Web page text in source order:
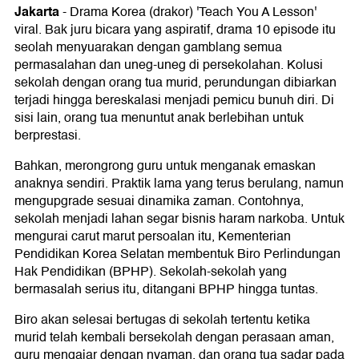
Jakarta-Drama Korea (drakor) 'Teach You A Lesson'
viral. Bak juru bicara yang aspiratif, drama 10 episode itu
seolah menyuarakan dengan gamblang semua
permasalahan dan uneg-uneg di persekolahan. Kolusi
sekolah dengan orang tua murid, perundungan dibiarkan
terjadi hingga bereskalasi menjadi pemicu bunuh diri. Di
sisi lain, orang tua menuntut anak berlebihan untuk
berprestasi.
Bahkan, merongrong guru untuk menganak emaskan
anaknya sendiri. Praktik lama yang terus berulang, namun
mengupgrade sesuai dinamika zaman. Contohnya,
sekolah menjadi lahan segar bisnis haram narkoba. Untuk
mengurai carut marut persoalan itu, Kementerian
Pendidikan Korea Selatan membentuk Biro Perlindungan
Hak Pendidikan (BPHP). Sekolah-sekolah yang
bermasalah serius itu, ditangani BPHP hingga tuntas.
Biro akan selesai bertugas di sekolah tertentu ketika
murid telah kembali bersekolah dengan perasaan aman,